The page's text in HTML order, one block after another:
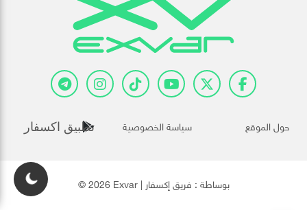
حول الموقع سياسة الخصوصية تطبيق اكسفار
© 2026 Exvar | بوساطة : فريق إكسفار